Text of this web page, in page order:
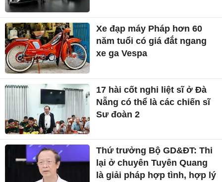
Xe đạp máy Pháp hơn 60
năm tuổi có giá đắt ngang
xe ga Vespa
17 hài cốt nghi liệt sĩ ở Đà
Nẵng có thể là các chiến sĩ
Sư đoàn 2
Thứ trưởng Bộ GD&ĐT: Thi
lại ở chuyên Tuyên Quang
là giải pháp hợp tình, hợp lý